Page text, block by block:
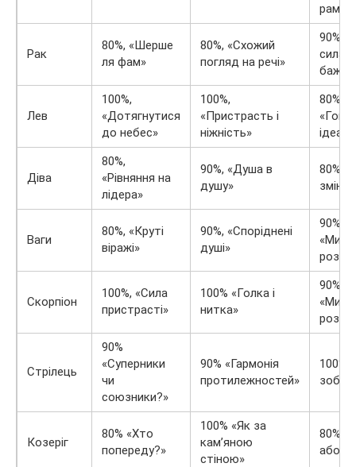
Рак
80%, «Шерше
ля фам»
80%, «Схожий
погляд на речі»
90%,
сила
Лев
100%,
«Дотягнутися
до небес»
100%,
«Пристрасть і
ніжність»
80%,
Діва
80%,
«Рівняння на
лідера»
90%, «Душа в
душу»
80%,
змін»
Ваги
80%, «Круті
віражі»
90%, «Споріднені
душі»
90%,
Скорпіон
100%, «Сила
пристрасті»
100% «Голка і
нитка»
90%
Стрілець
90%
«Суперники
чи
союзники?»
90% «Гармонія
протилежностей»
100%
Козеріг
80% «Хто
попереду?»
100% «Як за
кам’яною
стіною»
80%
або